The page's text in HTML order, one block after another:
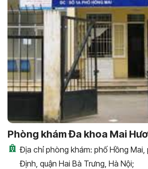
Phòng khám Đa khoa Mai
Địa chỉ phòng khám: phố Hồng Mai,
Định, quận Hai Bà Trưng, Hà Nội;